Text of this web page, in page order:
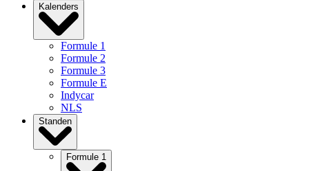
Kalenders
Formule 1
Formule 2
Formule 3
Formule E
Indycar
NLS
Standen
Formule 1